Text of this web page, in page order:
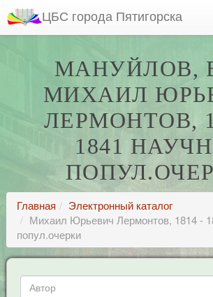
ЦБС города Пятигорска
МАНУЙЛОВ,
МИХАИЛ
ЛЕРМОНТОВ,
1841
Главная
Электронный каталог
Михаил Юрьевич Лермонтов, 1814 -
попул.очерки